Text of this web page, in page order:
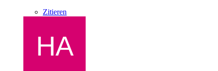
Zitieren